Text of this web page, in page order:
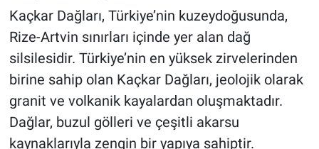
Kaçkar Dağları, Türkiye’nin kuzeydoğusunda,
Rize-Artvin sınırları içinde yer alan dağ
silsilesidir. Türkiye’nin en yüksek zirvelerinden
birine sahip olan Kaçkar Dağları, jeolojik olarak
granit ve volkanik kayalardan oluşmaktadır.
Dağlar, buzul gölleri ve çeşitli akarsu
kaynaklarıyla zengin bir yapıya sahiptir.